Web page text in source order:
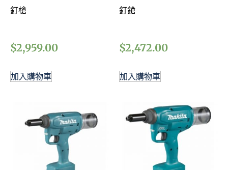
釘槍
$2,959.00
加入購物車
釘鎗
$2,472.00
加入購物車